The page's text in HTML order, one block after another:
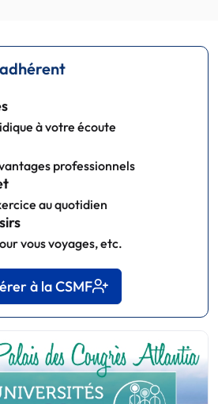
à votre écoute
professionnels
au quotidien
vous voyages, etc.
à la CSMF